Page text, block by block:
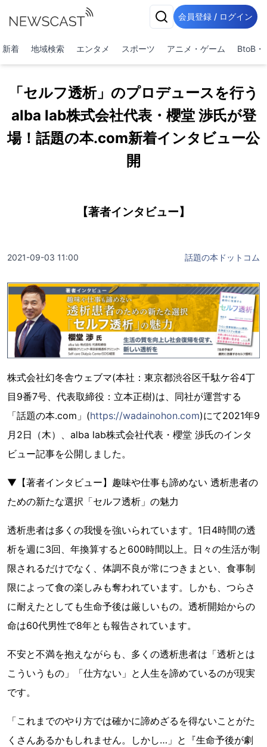
会員登録 / ログイン
新着 地域検索 エンタメ スポーツ アニメ・ゲーム BtoB・
「セルフ透析」のプロデュースを行う
alba lab株式会社代表・櫻堂 渉氏が登
場！話題の本.com新着インタビュー公
開
【著者インタビュー】
2021-09-03 11:00 話題の本ドットコム
株式会社幻冬舎ウェブマ(本社：東京都渋谷区千駄ケ谷4丁
目9番7号、代表取締役：立本正樹)は、同社が運営する
「話題の本.com」(https://wadainohon.com)にて2021年9
月2日（木）、alba lab株式会社代表・櫻堂 渉氏のインタ
ビュー記事を公開しました。
▼【著者インタビュー】趣味や仕事も諦めない 透析患者の
ための新たな選択「セルフ透析」の魅力
透析患者は多くの我慢を強いられています。1日4時間の透
析を週に3回、年換算すると600時間以上。日々の生活が制
限されるだけでなく、体調不良が常につきまとい、食事制
限によって食の楽しみも奪われています。しかも、つらさ
に耐えたとしても生命予後は厳しいもの。透析開始からの
命は60代男性で8年とも報告されています。
不安と不満を抱えながらも、多くの透析患者は「透析とは
こういうもの」「仕方ない」と人生を諦めているのが現実
です。
「これまでのやり方では確かに諦めざるを得ないことがた
くさんあるかもしれません。しかし…」と『生命予後が劇